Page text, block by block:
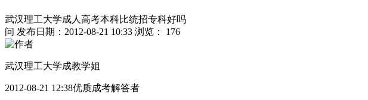
武汉理工大学成人高考本科比统招专科好吗
问 发布日期：2012-08-21 10:33 浏览： 176
武汉理工大学成教学姐
2012-08-21 12:38优质成考解答者